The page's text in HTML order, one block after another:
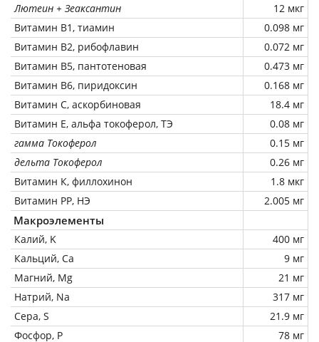
Лютеин + Зеаксантин
12 мкг
Витамин В1, тиамин
0.098 мг
Витамин В2, рибофлавин
0.072 мг
Витамин В5, пантотеновая
0.473 мг
Витамин В6, пиридоксин
0.168 мг
Витамин C, аскорбиновая
18.4 мг
Витамин Е, альфа токоферол, ТЭ
0.08 мг
гамма Токоферол
0.15 мг
дельта Токоферол
0.26 мг
Витамин К, филлохинон
1.8 мкг
Витамин РР, НЭ
2.005 мг
Макроэлементы
Калий, K
400 мг
Кальций, Ca
9 мг
Магний, Mg
21 мг
Натрий, Na
317 мг
Сера, S
21.9 мг
Фосфор, P
78 мг